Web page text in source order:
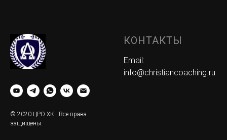
© 2020 ЦРО ХК . Все права
защищены.
КОНТАКТЫ
Email:
info@christiancoaching.ru